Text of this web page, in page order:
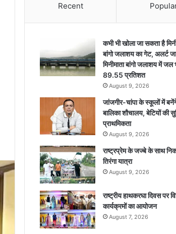
Recent
कभी भी खोला जा सकता है
बांगो जलाशय का गेट, अलर्ट
मिनीमाता बांगो जलाशय में जल
89.55 प्रतिशत
August 9, 2026
जांजगीर-चांपा के स्कूलों में
बालिका शौचालय, बेटियों की
प्राथमिकता
August 9, 2026
राष्ट्रप्रेम के जज्बे के साथ
तिरंगा यात्रा
August 9, 2026
राष्ट्रीय हाथकरघा दिवस पर
कार्यक्रमों का आयोजन
August 7, 2026